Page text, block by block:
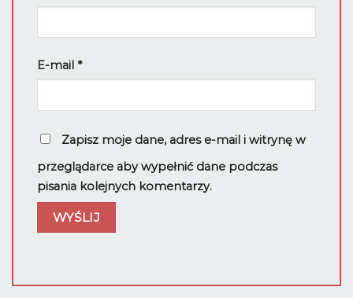
E-mail *
Zapisz moje dane, adres e-mail i witrynę w
przeglądarce aby wypełnić dane podczas
pisania kolejnych komentarzy.